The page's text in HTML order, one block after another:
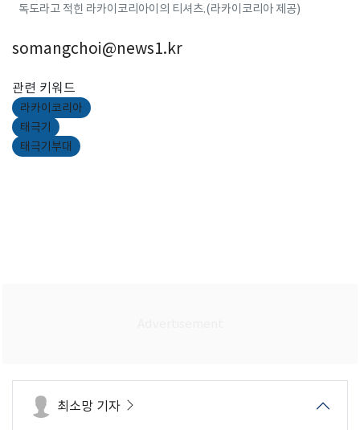
독도라고 적힌 라카이코리아이의 티셔츠.(라카이코리아 제공)
somangchoi@news1.kr
관련 키워드
라카이코리아
태극기
태극기부대
최소망 기자